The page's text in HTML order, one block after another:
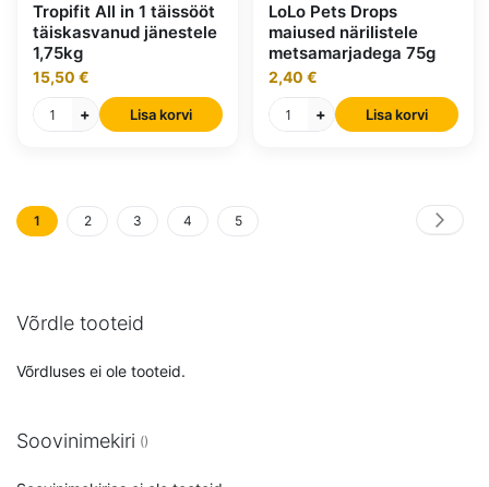
Tropifit All in 1 täissööt
täiskasvanud jänestele
1,75kg
15,50 €
+
Lisa korvi
LoLo Pets Drops
maiused närilistele
metsamarjadega 75g
2,40 €
+
Lisa korvi
Loed
1
Leht
2
Leht
3
Leht
4
Leht
5
Leht
Edasi
Võrdle tooteid
Võrdluses ei ole tooteid.
Soovinimekiri